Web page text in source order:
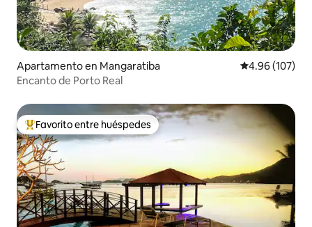
Apartamento en Mangaratiba Calificación
4.96 (107)
Encanto de Porto Real
Favorito entre huéspedes preferido
Favorito entre huéspedes